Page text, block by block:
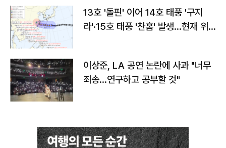
13호 '돌핀' 이어 14호 태풍 '구지
라'·15호 태풍 '찬홈' 발생…현재 위
이상준, LA 공연 논란에 사과 "너무
죄송…연구하고 공부할 것"